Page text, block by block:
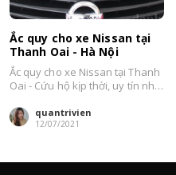
Ắc quy cho xe Nissan tại
Thanh Oai - Hà Nội
Ắc quy cho xe Nissan tại Thanh
Oai - Cứu hộ kịp thời, uy tín nhất
quantrivien
12/07/2021